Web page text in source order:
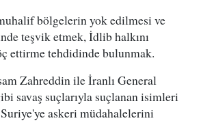
bölgelerin yok edilmesi ve
teşvik etmek, İdlib halkını
ettirme tehdidinde bulunmak.
Zahreddin ile İranlı General
savaş suçlarıyla suçlanan isimleri
askeri müdahalelerini